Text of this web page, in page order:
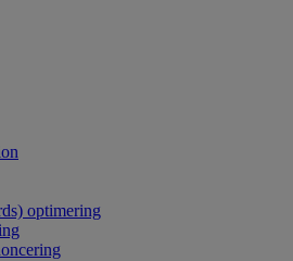
optimering